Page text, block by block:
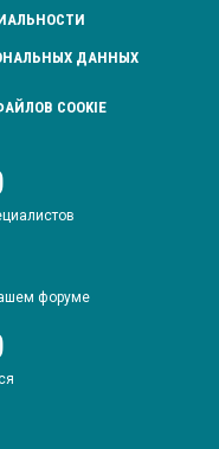
ДАННЫХ
COOKIE
форуме